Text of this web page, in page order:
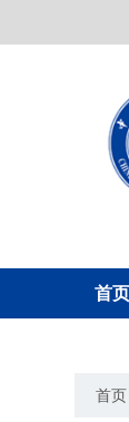
首页
首页